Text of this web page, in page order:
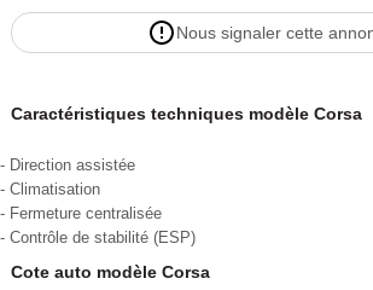
Nous signaler cette
Caractéristiques techniques modèle Corsa
- Direction assistée
- Climatisation
- Fermeture centralisée
- Contrôle de stabilité (ESP)
Cote auto modèle Corsa